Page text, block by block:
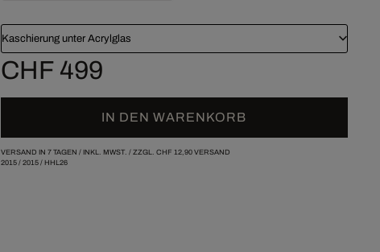
Kaschierung unter Acrylglas
CHF 499
IN DEN WARENKORB
VERSAND IN 7 TAGEN / INKL. MWST. / ZZGL. CHF 12,90VERSAND
2015/ 2015/ HHL26